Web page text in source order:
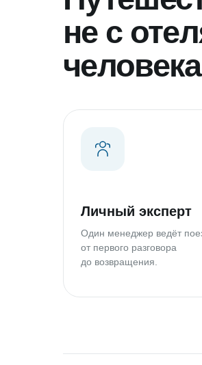
не с
человека
Личный эксперт
Один менеджер ведёт
от первого разговора
до возвращения.